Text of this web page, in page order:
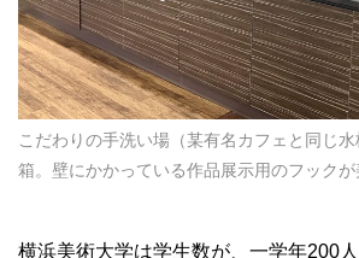
こだわりの手洗い場（某有名カフェと同じ水
箱。壁にかかっている作品展示用のフック
横浜美術大学は学生数が、一学年200